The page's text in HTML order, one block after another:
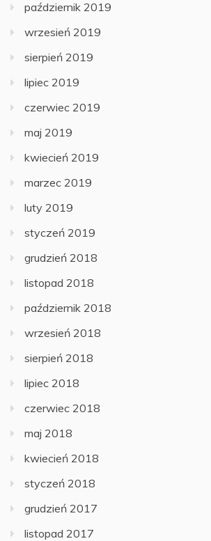
październik 2019
wrzesień 2019
sierpień 2019
lipiec 2019
czerwiec 2019
maj 2019
kwiecień 2019
marzec 2019
luty 2019
styczeń 2019
grudzień 2018
listopad 2018
październik 2018
wrzesień 2018
sierpień 2018
lipiec 2018
czerwiec 2018
maj 2018
kwiecień 2018
styczeń 2018
grudzień 2017
listopad 2017